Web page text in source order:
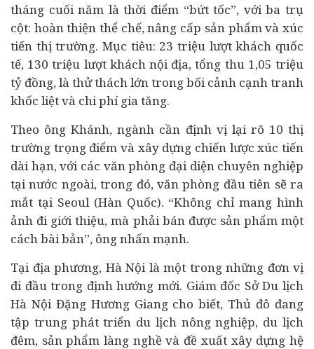
tháng cuối năm là thời điểm “bứt tốc”, với ba trụ
cột: hoàn thiện thể chế, nâng cấp sản phẩm và xúc
tiến thị trường. Mục tiêu: 23 triệu lượt khách quốc
tế, 130 triệu lượt khách nội địa, tổng thu 1,05 triệu
tỷ đồng, là thử thách lớn trong bối cảnh cạnh tranh
khốc liệt và chi phí gia tăng.
Theo ông Khánh, ngành cần định vị lại rõ 10 thị
trường trọng điểm và xây dựng chiến lược xúc tiến
dài hạn, với các văn phòng đại diện chuyên nghiệp
tại nước ngoài, trong đó, văn phòng đầu tiên sẽ ra
mắt tại Seoul (Hàn Quốc). “Không chỉ mang hình
ảnh đi giới thiệu, mà phải bán được sản phẩm một
cách bài bản”, ông nhấn mạnh.
Tại địa phương, Hà Nội là một trong những đơn vị
đi đầu trong định hướng mới. Giám đốc Sở Du lịch
Hà Nội Đặng Hương Giang cho biết, Thủ đô đang
tập trung phát triển du lịch nông nghiệp, du lịch
đêm, sản phẩm làng nghề và đề xuất xây dựng hệ